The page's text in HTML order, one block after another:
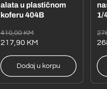
alata u plastičnom
koferu 404B
Redovna
cijena
410,00 KM
Akcijska
cijena
217,90 KM
Dodaj u korpu
1/